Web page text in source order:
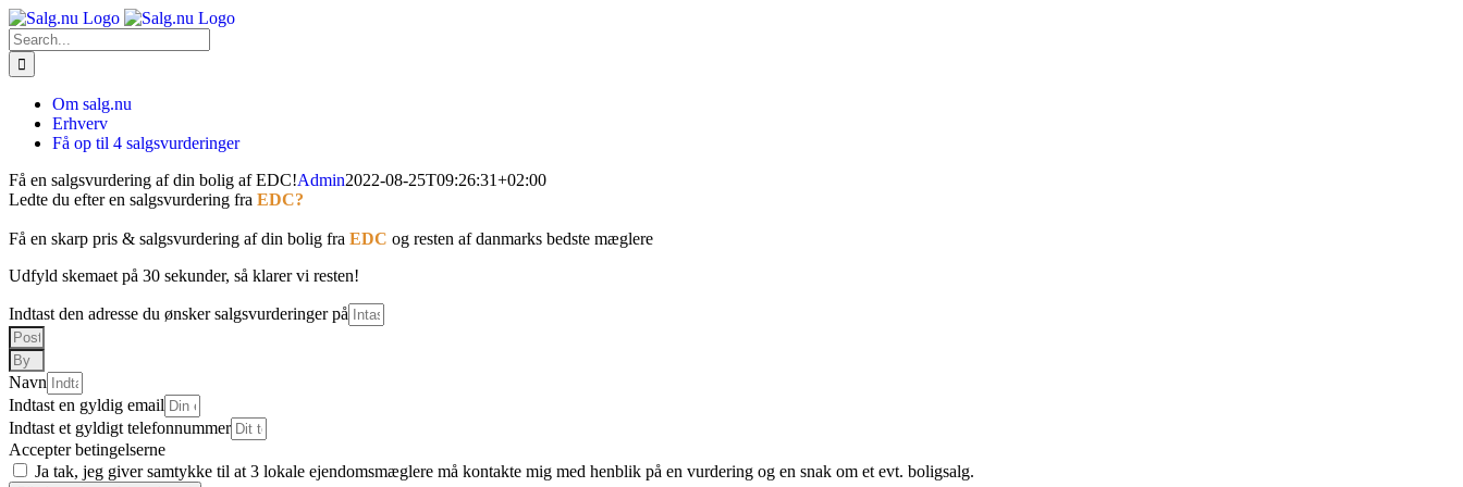
Skip
to
content
Search
for:
Om salg.nu
Erhverv
Få op til 4 salgsvurderinger
Få en salgsvurdering af din bolig af EDC!Admin2022-08-25T09:26:31+02:00
Ledte du efter en salgsvurdering fra EDC?
Få en skarp pris & salgsvurdering af din bolig fra EDC og resten af danmarks bedste mæglere
Udfyld skemaet på 30 sekunder, så klarer vi resten!
Indtast den adresse du ønsker salgsvurderinger på
Navn
Indtast en gyldig email
Indtast et gyldigt telefonnummer
Accepter betingelserne
Ja tak, jeg giver samtykke til at 3 lokale ejendomsmæglere må kontakte mig med henblik på en vurdering og en snak om et evt. boligsalg.